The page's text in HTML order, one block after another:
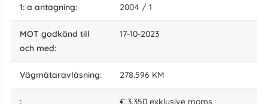
1: a antagning: 2004 / 1
MOT godkänd till
och med:
17-10-2023
vägmätaravläsning: 278.596 KM